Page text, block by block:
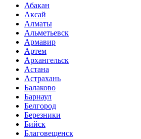
Абакан
Аксай
Алматы
Альметьевск
Армавир
Артем
Архангельск
Астана
Астрахань
Балаково
Барнаул
Белгород
Березники
Бийск
Благовещенск